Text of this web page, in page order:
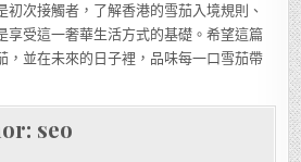
初次接觸者，了解香港的雪茄入境規則、
享受這一奢華生活方式的基礎。希望這篇
，並在未來的日子裡，品味每一口雪茄帶
seo